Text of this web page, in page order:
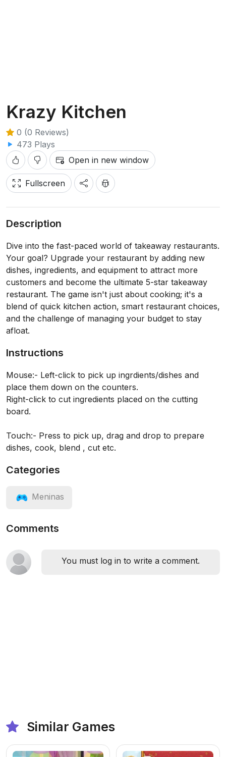
Krazy Kitchen
0 (0 Reviews)
473 Plays
Open in new window
Fullscreen
Description
Dive into the fast-paced world of takeaway restaurants.
Your goal? Upgrade your restaurant by adding new
dishes, ingredients, and equipment to attract more
customers and become the ultimate 5-star takeaway
restaurant. The game isn't just about cooking; it's a
blend of quick kitchen action, smart restaurant choices,
and the challenge of managing your budget to stay
afloat.
Instructions
Mouse:- Left-click to pick up ingrdients/dishes and
place them down on the counters.
Right-click to cut ingredients placed on the cutting
board.
Touch:- Press to pick up, drag and drop to prepare
dishes, cook, blend , cut etc.
Categories
Meninas
Comments
You must log in to write a comment.
Similar Games